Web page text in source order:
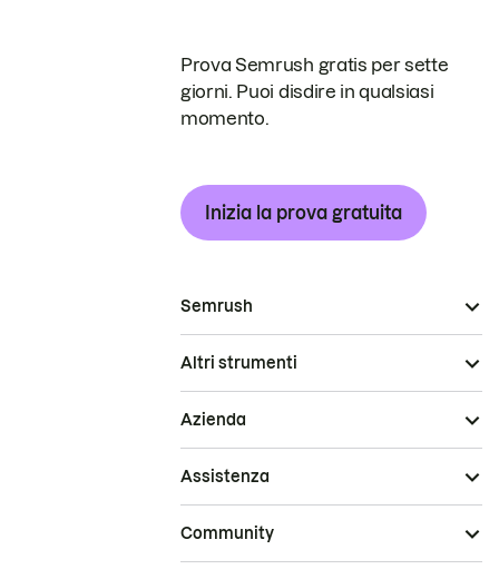
Prova Semrush gratis per sette
giorni. Puoi disdire in qualsiasi
momento.
Inizia la prova gratuita
Semrush
Altri strumenti
Azienda
Assistenza
Community